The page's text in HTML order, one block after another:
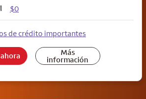
$0
de crédito importantes
Más
información